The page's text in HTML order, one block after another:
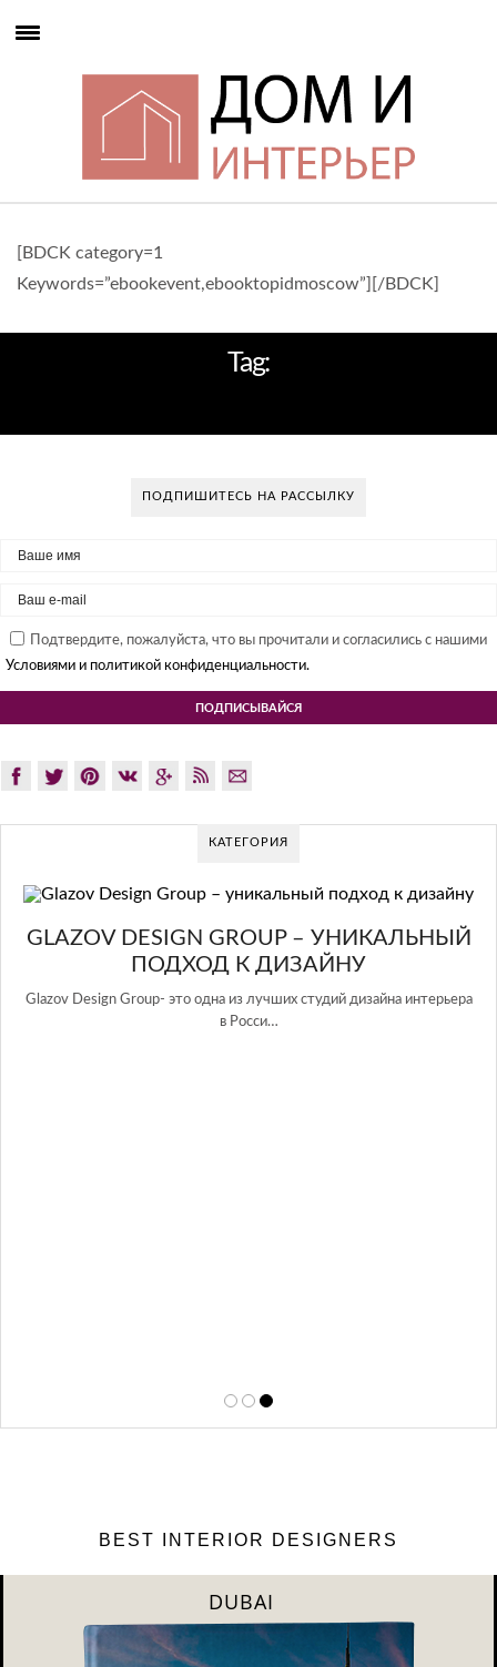
[BDCK category=1
Keywords=”ebookevent,ebooktopidmoscow”][/BDCK]
Tag:
ПОДПИШИТЕСЬ НА РАССЫЛКУ
Подтвердите, пожалуйста, что вы прочитали и согласились с нашими
Условиями и политикой конфиденциальности.
КАТЕГОРИЯ
GLAZOV DESIGN GROUP – УНИКАЛЬНЫЙ
ПОДХОД К ДИЗАЙНУ
Glazov Design Group- это одна из лучших студий дизайна интерьера
в Росси…
BEST INTERIOR DESIGNERS
DUBAI